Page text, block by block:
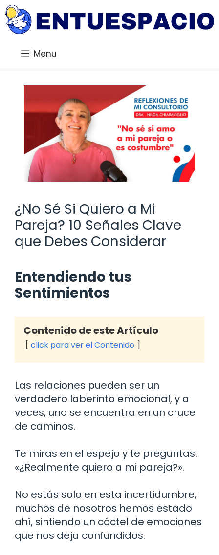
Saltar
al
contenido
Menu
¿No Sé Si Quiero a Mi
Pareja? 10 Señales Clave
que Debes Considerar
Entendiendo tus
Sentimientos
Contenido de este Artículo
click para ver el Contenido
Las relaciones pueden ser un
verdadero laberinto emocional, y a
veces, uno se encuentra en un cruce
de caminos.
Te miras en el espejo y te preguntas:
«¿Realmente quiero a mi pareja?».
No estás solo en esta incertidumbre;
muchos de nosotros hemos estado
ahí, sintiendo un cóctel de emociones
que nos deja confundidos.